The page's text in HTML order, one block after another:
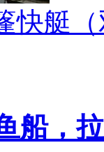
快艇
船，